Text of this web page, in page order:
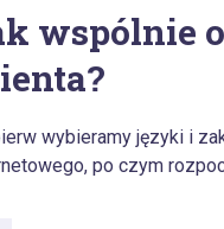
wspólnie
wybieramy języki i
po czym